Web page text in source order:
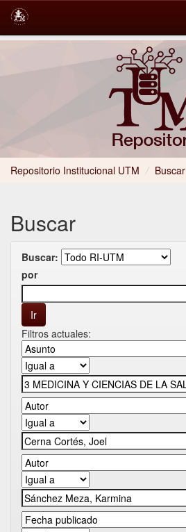
Repositorio Institucional UTM / Buscar
Buscar
Buscar:
por
Filtros actuales: